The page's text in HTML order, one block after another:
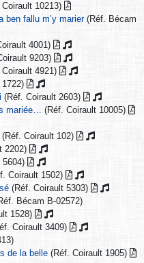
10213)
ben fallu m’y marier(Réf. Bécam
4001)
9203)
4921)
(Réf. Coirault 2603)
mariée… (Réf. Coirault 10005)
(Réf. Coirault 102)
2202)
5604)
Coirault 1502)
(Réf. Coirault 5303)
Bécam B-02572)
1528)
Coirault 3409)
de la belle (Réf. Coirault 1905)